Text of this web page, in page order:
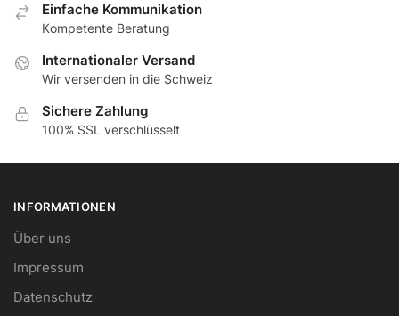
Еinfache Kommunikation
Кompetente Beratung
Internationaler Versand
Wir versenden in die Schweiz
Sichere Zahlung
100% SSL verschlüsselt
INFORMATIONEN
Über uns
Impressum
Datenschutz